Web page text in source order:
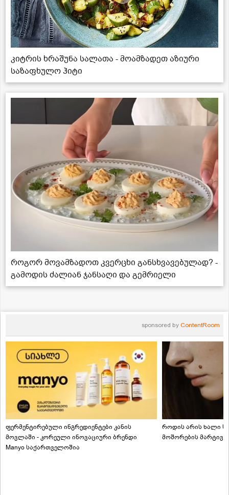
კიტრის ხრაშუნა სალათა - მოამზადეთ აზიური
საზაფხულო ჰიტი
როგორ მოვამზადოთ კვერცხი განსხვავებულად? -
გამოდის ძალიან ჯანსაღი და გემრიელი
sponsored by ContentRoom
ფერმენტირებული ინგრედიენტები კანის
მოვლაში - კორეული ინოვაციური ბრენდი
Manyo საქართველოშია
როდის არის ხალი
მოშორების